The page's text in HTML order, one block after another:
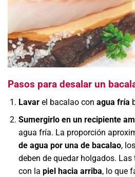
Pasos para desalar un
Lavarel bacalao con agua fría
Sumergirlo en un recipiente
agua fría. La proporción
de agua por una de bacalao,
deben de quedar holgados.
con la piel hacia arriba, lo que